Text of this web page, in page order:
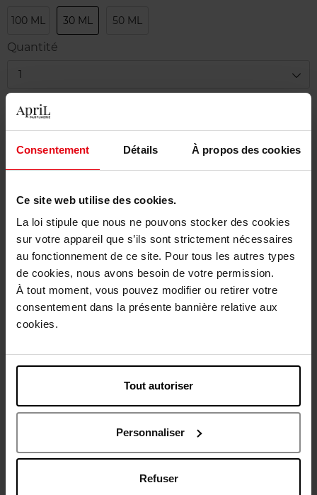
Consentement Détails À propos des cookies
Ce site web utilise des cookies.
La loi stipule que nous ne pouvons stocker des cookies
sur votre appareil que s’ils sont strictement nécessaires
au fonctionnement de ce site. Pour tous les autres types
de cookies, nous avons besoin de votre permission.
À tout moment, vous pouvez modifier ou retirer votre
consentement dans la présente bannière relative aux
cookies.
Tout autoriser
Personnaliser
Refuser
100 ML 30 ML 50 ML
Quantité
1
Livraison
En stock
Livraison gratuite à partir de 50€
Retour gratuit dans votre magasin
Description
Caractéristiques
Avis client Politique relative aux avis des clients